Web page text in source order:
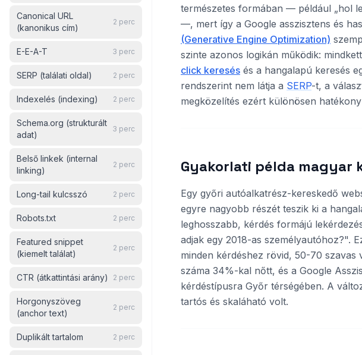
Canonical URL
(kanonikus cím)
2 perc
E-E-A-T 3 perc
SERP (találati oldal) 2 perc
Indexelés (indexing) 2 perc
Schema.org (strukturált
adat)
3 perc
Belső linkek (internal
linking)
2 perc
Long-tail kulcsszó 2 perc
Robots.txt 2 perc
Featured snippet
(kiemelt találat)
2 perc
CTR (átkattintási arány) 2 perc
Horgonyszöveg
(anchor text)
2 perc
Duplikált tartalom 2 perc
természetes formában — például „hol
—, mert így a Google asszisztens és
(Generative Engine Optimization)
szinte azonos logikán működik:
click keresés és a hangalapú keresés
rendszerint nem látja a SERP-t, a
megközelítés ezért különösen
Gyakorlati példa magyar
Egy győri autóalkatrész-kereskedő
egyre nagyobb részét teszik ki a
leghosszabb, kérdés formájú
adjak egy 2018-as személyautóhoz?".
minden kérdéshez rövid, 50-70
száma 34%-kal nőtt, és a Google
kérdéstípusra Győr térségében. A
tartós és skaláható volt.